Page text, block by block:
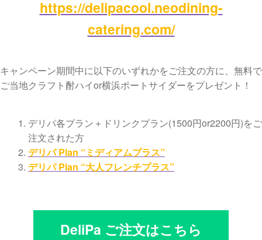
https://delipacool.neodining-
catering.com/
キャンペーン期間中に以下のいずれかをご注文の方に、無料で
ご当地クラフト酎ハイor横浜ポートサイダーをプレゼント！
デリパ各プラン＋ドリンクプラン(1500円or2200円)をご
注文された方
デリパ Plan “ミディアムプラス”
デリパ Plan “大人フレンチプラス”
DeliPa ご注文はこちら